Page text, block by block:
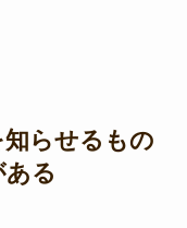
らせるもの
る